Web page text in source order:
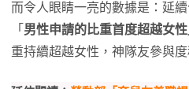
而令人眼睛一亮的數據是：延
「 男性申請的比重首度超越女性
重持續超越女性，神隊友參與度